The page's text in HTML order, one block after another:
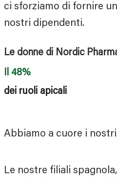
ci sforziamo di fornire
nostri dipendenti.
Le donne di Nordic
Il 48%
dei ruoli apicali
Abbiamo a cuore i
Le nostre filiali